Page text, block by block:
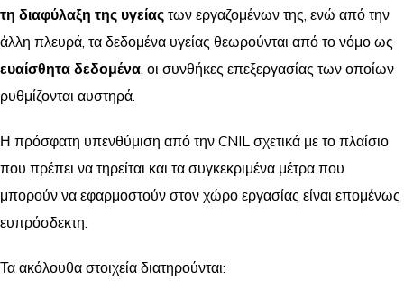
τη διαφύλαξη της υγείαςτων εργαζομένων της, ενώ από την
άλλη πλευρά, τα δεδομένα υγείας θεωρούνται από το νόμο ως
ευαίσθητα δεδομένα, οι συνθήκες επεξεργασίας των οποίων
ρυθμίζονται αυστηρά.
Η πρόσφατη υπενθύμιση από την CNIL σχετικά με το πλαίσιο
που πρέπει να τηρείται και τα συγκεκριμένα μέτρα που
μπορούν να εφαρμοστούν στον χώρο εργασίας είναι επομένως
ευπρόσδεκτη.
Τα ακόλουθα στοιχεία διατηρούνται: